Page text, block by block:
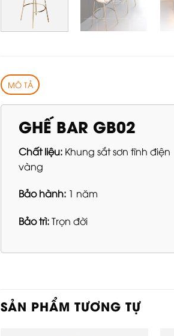
MÔ TẢ
GHẾ BAR GB02
Chất liệu: Khung sắt sơn tĩnh điện
vàng
Bảo hành: 1 năm
Bảo trì:Trọn đời
SẢN PHẨM TƯƠNG TỰ